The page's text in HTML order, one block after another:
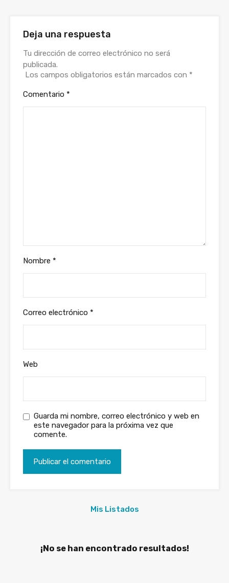
Deja una respuesta
Tu dirección de correo electrónico no será
publicada.
Los campos obligatorios están marcados con *
Comentario *
Nombre *
Correo electrónico *
Web
Guarda mi nombre, correo electrónico y web en
este navegador para la próxima vez que
comente.
Mis Listados
¡No se han encontrado resultados!